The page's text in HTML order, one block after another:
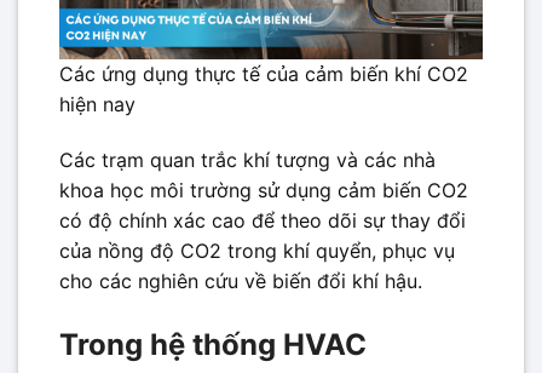
Các ứng dụng thực tế của cảm biến khí CO2
hiện nay
Các trạm quan trắc khí tượng và các nhà
khoa học môi trường sử dụng cảm biến CO2
có độ chính xác cao để theo dõi sự thay đổi
của nồng độ CO2 trong khí quyển, phục vụ
cho các nghiên cứu về biến đổi khí hậu.
Trong hệ thống HVAC